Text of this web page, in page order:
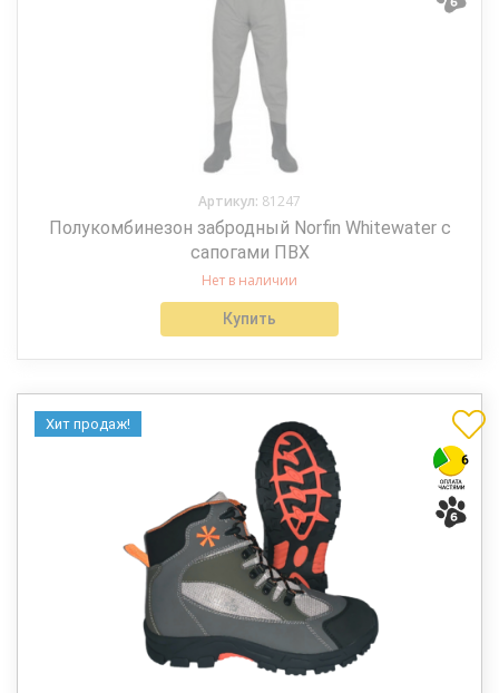
Артикул: 81247
Полукомбинезон забродный Norfin Whitewater с
сапогами ПВХ
Нет в наличии
Купить
Хит продаж!